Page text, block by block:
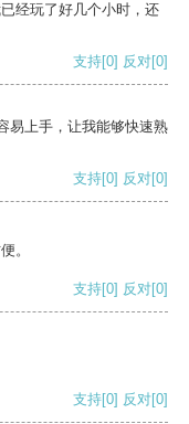
经玩了好几个小时，还
支持[0] 反对[0]
易上手，让我能够快速熟
支持[0] 反对[0]
。
支持[0] 反对[0]
支持[0] 反对[0]